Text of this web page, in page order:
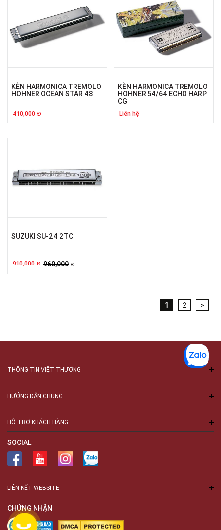
KÈN HARMONICA TREMOLO
HOHNER OCEAN STAR 48
410,000 Đ
KÈN HARMONICA TREMOLO
HOHNER 54/64 ECHO HARP
CG
Liên hệ
SUZUKI SU-24 2TC
910,000 Đ 960,000 Đ
1 2 >
THÔNG TIN VIỆT THƯƠNG
HƯỚNG DẪN CHUNG
HỖ TRỢ KHÁCH HÀNG
SOCIAL
LIÊN KẾT WEBSITE
CHỨNG NHẬN